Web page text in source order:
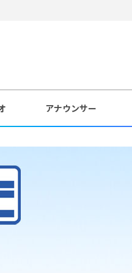
アナウンサー